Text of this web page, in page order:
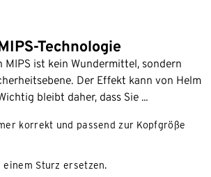
Technologie
ist kein Wundermittel, sondern
Der Effekt kann von Helm
bleibt daher, dass Sie …
korrekt und passend zur Kopfgröße
einem Sturz ersetzen.